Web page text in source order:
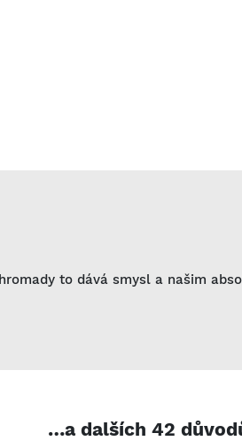
to dává smysl a našim
…a dalších 42